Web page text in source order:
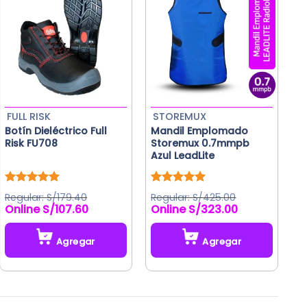
Botín Dieléctrico Full
Risk FU708
Valorado
con5.00
de 5
FULL RISK
S/179.40
S/107.60
Agregar
tiene
Mandil Emplomado
Storemux 0.7mmpb
Azul LeadLite
Valorado
con5.00
de 5
STOREMUX
S/425.00
S/323.00
Agregar
tiene